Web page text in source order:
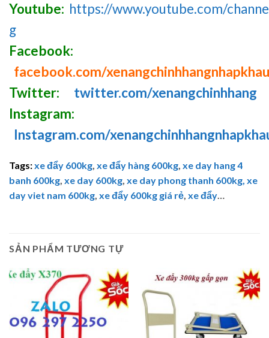
Youtube: https://www.youtube.com/
g
Facebook:
facebook.com/xenangchinhhangnhapkhau
Twitter:
twitter.com/xenangchinhhang
Instagram:
Instagram.com/
Tags:xe đẩy 600kg, xe đẩy hàng 600kg, xe day hang 4
banh 600kg, xe day 600kg, xe day phong thanh 600kg, xe
day viet nam 600kg, xe đẩy 600kg giá rẻ, xe đẩy…
SẢN PHẨM TƯƠNG TỰ